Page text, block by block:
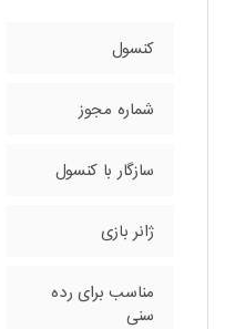
کنسول
شماره مجوز
سازگار با کنسول
ژانر بازی
مناسب برای رده
سنی